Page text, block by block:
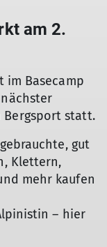
am 2.
im Basecamp
Bergsport statt.
gut
Klettern,
mehr kaufen
– hier